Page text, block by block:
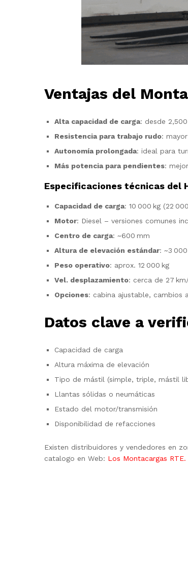
Ventajas del
Alta capacidad de carga: desde
Resistencia para trabajo rudo:
Autonomía prolongada: ideal para
Más potencia para pendientes:
Especificaciones técnicas del
Capacidad de carga: 10 000 kg (22
Motor: Diesel – versiones comunes
Centro de carga: ~600 mm
Altura de elevación estándar: ~3
Peso operativo: aprox. 12 000 kg
Vel. desplazamiento: cerca de 27
Opciones: cabina ajustable, cambios
Datos clave a
Capacidad de carga
Altura máxima de elevación
Tipo de mástil (simple, triple, mástil
Llantas sólidas o neumáticas
Estado del motor/transmisión
Disponibilidad de refacciones
Existen distribuidores y vendedores en
catalogo en Web: Los Montacargas RTE.